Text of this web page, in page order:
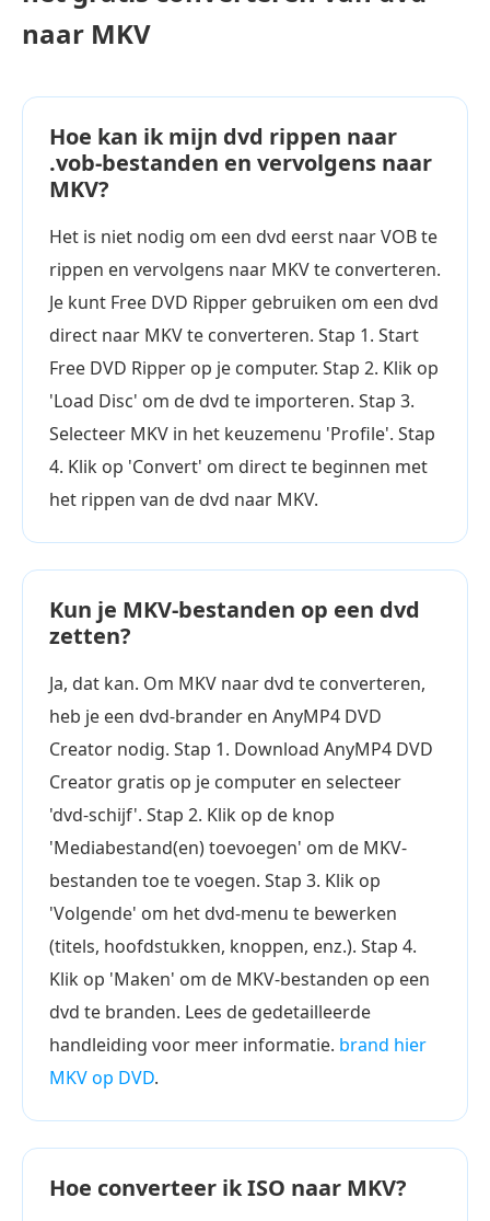
naar MKV
Hoe kan ik mijn dvd rippen naar
.vob-bestanden en vervolgens naar
MKV?
Het is niet nodig om een dvd eerst naar VOB te
rippen en vervolgens naar MKV te converteren.
Je kunt Free DVD Ripper gebruiken om een dvd
direct naar MKV te converteren. Stap 1. Start
Free DVD Ripper op je computer. Stap 2. Klik op
'Load Disc' om de dvd te importeren. Stap 3.
Selecteer MKV in het keuzemenu 'Profile'. Stap
4. Klik op 'Convert' om direct te beginnen met
het rippen van de dvd naar MKV.
Kun je MKV-bestanden op een dvd
zetten?
Ja, dat kan. Om MKV naar dvd te converteren,
heb je een dvd-brander en AnyMP4 DVD
Creator nodig. Stap 1. Download AnyMP4 DVD
Creator gratis op je computer en selecteer
'dvd-schijf'. Stap 2. Klik op de knop
'Mediabestand(en) toevoegen' om de MKV-
bestanden toe te voegen. Stap 3. Klik op
'Volgende' om het dvd-menu te bewerken
(titels, hoofdstukken, knoppen, enz.). Stap 4.
Klik op 'Maken' om de MKV-bestanden op een
dvd te branden. Lees de gedetailleerde
handleiding voor meer informatie. brand hier
MKV op DVD.
Hoe converteer ik ISO naar MKV?